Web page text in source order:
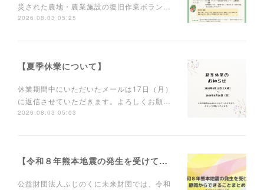
災された農地・農業施設の復旧作業ボラン…
2026.08.03 05:25
【夏季休業について】
休業期間中にいただいたメールは17日（月）
に返信させていただきます。よろしくお願…
2026.08.03 05:03
【令和８年熊本地震の発生を受けて静岡からできることを】
公益財団法人ふじのくに未来財団では、令和